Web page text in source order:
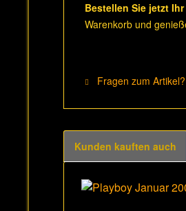
Bestellen Sie jetzt
Warenkorb und
Fragen zum Artikel?
Kunden kauften auch